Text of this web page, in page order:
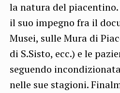
la natura del piacentino.
il suo impegno fra il
Musei, sulle Mura di
di S.Sisto, ecc.) e le
seguendo
nelle sue stagioni.